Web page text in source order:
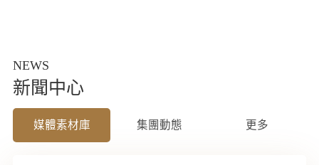
NEWS
新聞中心
媒體素材庫 集團動態 更多